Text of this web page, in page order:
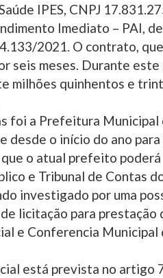
IPES, CNPJ
Imediato – PAI,
2021. O contrato,
seis meses. Durante
milhões quinhentos e
foi a Prefeitura
desde o início do ano
o atual prefeito
e Tribunal de Contas
investigado por uma
licitação para prestação
e Conferencia Municipal
está prevista no artigo